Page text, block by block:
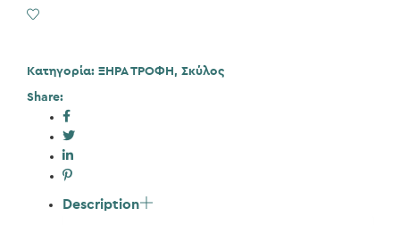
Κατηγορία: ΞΗΡΑ ΤΡΟΦΗ , Σκύλος
Share:
Description